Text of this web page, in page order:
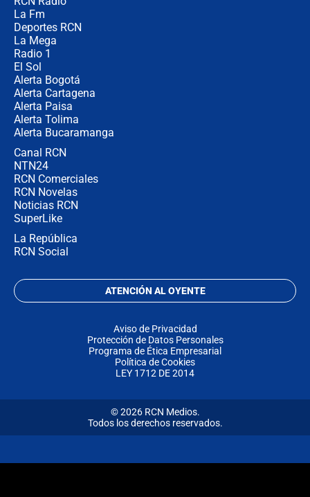
La Fm
Deportes RCN
La Mega
Radio 1
El Sol
Alerta Bogotá
Alerta Cartagena
Alerta Paisa
Alerta Tolima
Alerta Bucaramanga
Canal RCN
NTN24
RCN Comerciales
RCN Novelas
Noticias RCN
SuperLike
La República
RCN Social
ATENCIÓN AL OYENTE
Aviso de Privacidad
Protección de Datos Personales
Programa de Ética Empresarial
Política de Cookies
LEY 1712 DE 2014
© 2026 RCN Medios.
Todos los derechos reservados.